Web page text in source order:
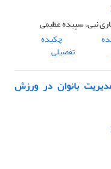
نبی، سپیده عظیمی
چکیده
تفصیلی
بانوان در ورزش